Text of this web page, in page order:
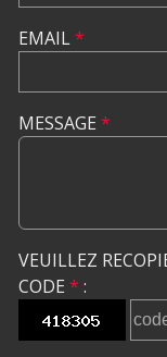
EMAIL*
MESSAGE *
VEUILLEZ
CODE * :